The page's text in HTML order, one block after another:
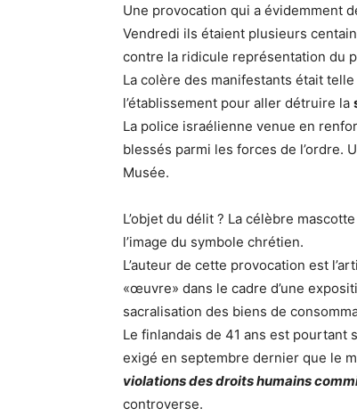
Une provocation qui a évidemment
Vendredi ils étaient plusieurs
contre la ridicule représentation du
La colère des manifestants était
l’établissement pour aller détruire la
La police israélienne venue en
blessés parmi les forces de l’ordre.
Musée.
L’objet du délit ? La célèbre
l’image du symbole chrétien.
L’auteur de cette provocation est
«œuvre» dans le cadre d’une
sacralisation des biens de
Le finlandais de 41 ans est pourtant
exigé en septembre dernier que le
violations des droits humains
controverse.